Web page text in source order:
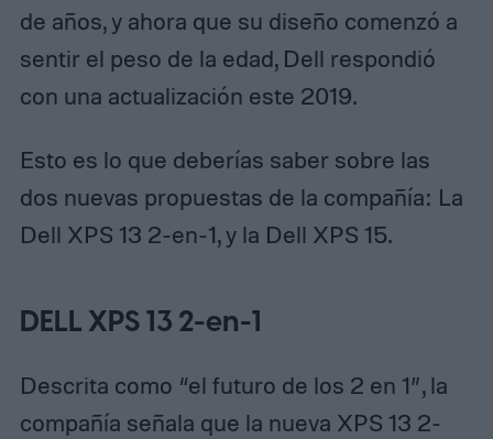
de años, y ahora que su diseño comenzó a
sentir el peso de la edad, Dell respondió
con una actualización este 2019.
Esto es lo que deberías saber sobre las
dos nuevas propuestas de la compañía: La
Dell XPS 13 2-en-1, y la Dell XPS 15.
DELL XPS 13 2-en-1
Descrita como “el futuro de los 2 en 1”, la
compañía señala que la nueva XPS 13 2-